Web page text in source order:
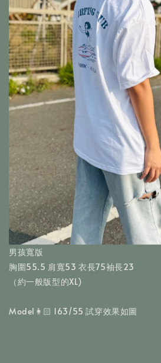
男孩寬版
胸圍55.5 肩寬53 衣長75袖長23
（約一般版型的XL)
Model👩🏻 163/55 試穿效果如圖